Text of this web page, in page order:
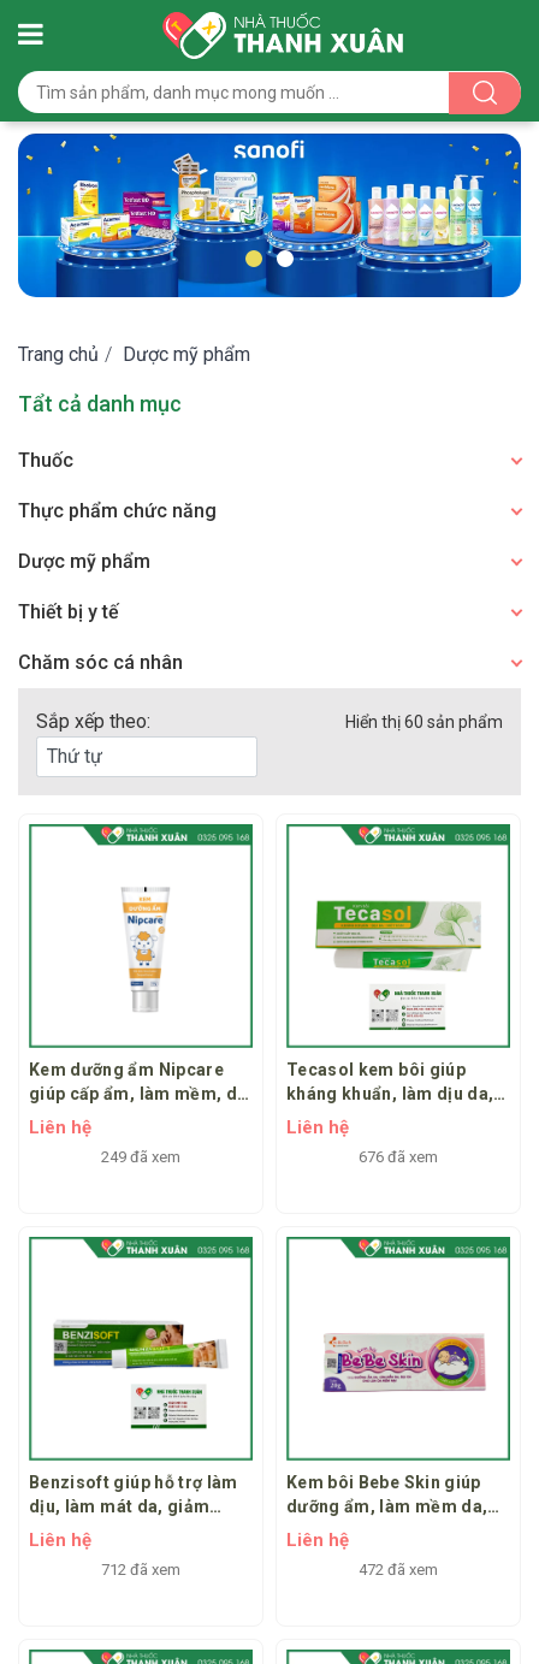
Trang chủ / Dược mỹ phẩm
Tẩt cả danh mục
Thuốc
Thực phẩm chức năng
Dược mỹ phẩm
Thiết bị y tế
Chăm sóc cá nhân
Sắp xếp theo: Hiển thị 60 sản phẩm
Kem dưỡng ẩm Nipcare
giúp cấp ẩm, làm mềm, dịu
da
Liên hệ
249 đã xem
Tecasol kem bôi giúp
kháng khuẩn, làm dịu da,
hỗ trựo giảm mụn nhọt
rôm sảy, bỏng, hăm tã
Liên hệ
676 đã xem
Benzisoft giúp hỗ trợ làm
dịu, làm mát da, giảm
ngứa, giảm viêm da, hỗ trợ
làm mềm và dưỡng ẩm da
Liên hệ
712 đã xem
Kem bôi Bebe Skin giúp
dưỡng ẩm, làm mềm da,
dịu da
Liên hệ
472 đã xem